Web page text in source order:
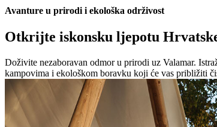
Avanture u prirodi i ekološka održivost
Otkrijte iskonsku ljepotu
Doživite nezaboravan odmor u prirodi uz Valamar.
kampovima i ekološkom boravku koji će vas približiti